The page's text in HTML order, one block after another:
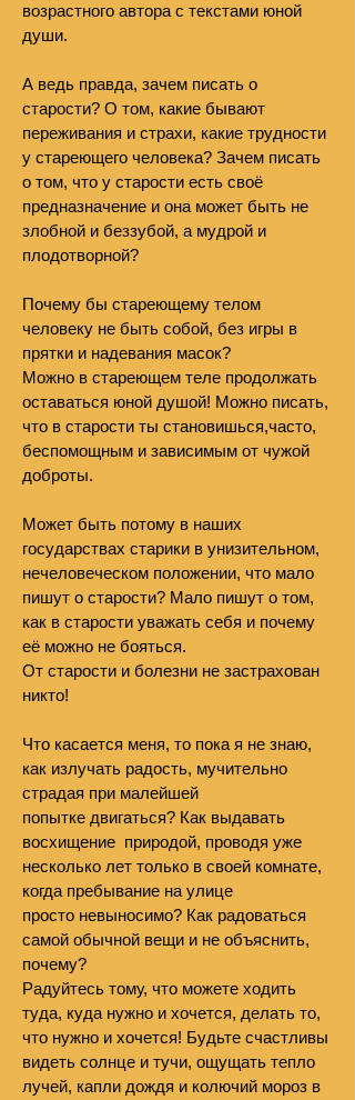
возрастного автора с текстами юной
души.
А ведь правда, зачем писать о
старости? О том, какие бывают
переживания и страхи, какие трудности
у стареющего человека? Зачем писать
о том, что у старости есть своё
предназначение и она может быть не
злобной и беззубой, а мудрой и
плодотворной?
Почему бы стареющему телом
человеку не быть собой, без игры в
прятки и надевания масок?
Можно в стареющем теле продолжать
оставаться юной душой! Можно писать,
что в старости ты становишься,часто,
беспомощным и зависимым от чужой
доброты.
Может быть потому в наших
государствах старики в унизительном,
нечеловеческом положении, что мало
пишут о старости? Мало пишут о том,
как в старости уважать себя и почему
её можно не бояться.
От старости и болезни не застрахован
никто!
Что касается меня, то пока я не знаю,
как излучать радость, мучительно
страдая при малейшей
попытке двигаться? Как выдавать
восхищение природой, проводя уже
несколько лет только в своей комнате,
когда пребывание на улице
просто невыносимо? Как радоваться
самой обычной вещи и не объяснить,
почему?
Радуйтесь тому, что можете ходить
туда, куда нужно и хочется, делать то,
что нужно и хочется! Будьте счастливы
видеть солнце и тучи, ощущать тепло
лучей, капли дождя и колючий мороз в